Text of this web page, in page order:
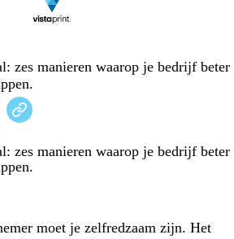
zes manieren waarop je bedrijf beter
zes manieren waarop je bedrijf beter
moet je zelfredzaam zijn. Het